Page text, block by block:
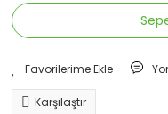
Karşılaştır